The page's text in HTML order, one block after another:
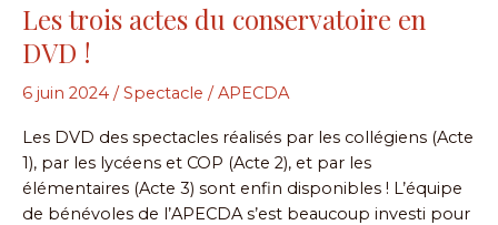
Les trois actes du conservatoire en
DVD !
6 juin 2024 /Spectacle /APECDA
Les DVD des spectacles réalisés par les collégiens (Acte
1), par les lycéens et COP (Acte 2), et par les
élémentaires (Acte 3) sont enfin disponibles ! L’équipe
de bénévoles de l’APECDA s’est beaucoup investi pour
Les
actes
du
en
DVD
!